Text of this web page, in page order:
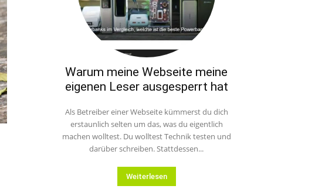
Warum meine Webseite meine
eigenen Leser ausgesperrt hat
Als Betreiber einer Webseite kümmerst du dich
erstaunlich selten um das, was du eigentlich
machen wolltest. Du wolltest Technik testen und
darüber schreiben. Stattdessen...
Weiterlesen